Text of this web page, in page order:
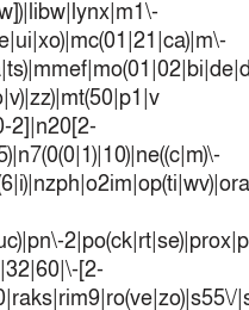
2]|n20[2-
[2-